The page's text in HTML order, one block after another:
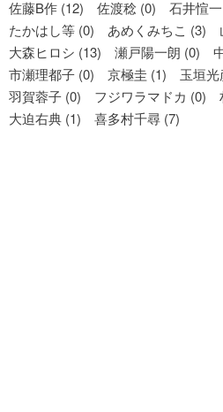
佐藤B作 (12) 佐渡稔 (0) 石井愃
たかはし等 (0)
あめくみちこ (3)
大森ヒロシ (13)
瀬戸陽一朗 (0)
市瀬理都子 (0)
京極圭 (1) 玉垣光
羽賀蓉子 (0)
フジワラマドカ (0)
大迫右典 (1)
喜多村千尋 (7)